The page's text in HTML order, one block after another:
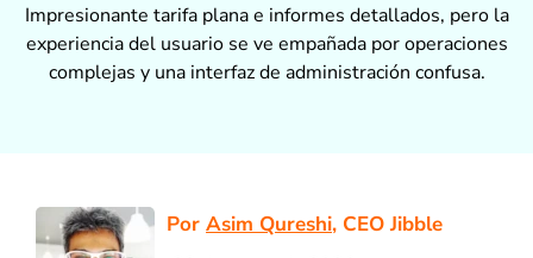
Impresionante tarifa plana e informes detallados, pero la
experiencia del usuario se ve empañada por operaciones
complejas y una interfaz de administración confusa.
Por Asim Qureshi, CEO Jibble